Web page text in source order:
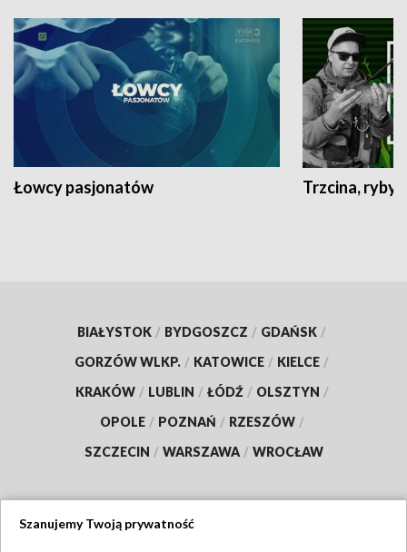
Łowcy pasjonatów Trzcina, ryby
BIAŁYSTOK / BYDGOSZCZ / GDAŃSK /
GORZÓW WLKP. / KATOWICE / KIELCE /
KRAKÓW / LUBLIN / ŁÓDŹ / OLSZTYN /
OPOLE / POZNAŃ / RZESZÓW /
SZCZECIN / WARSZAWA / WROCŁAW
Szanujemy Twoją prywatność